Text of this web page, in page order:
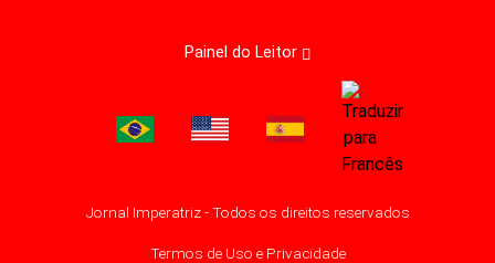
Painel do Leitor
Jornal Imperatriz - Todos os direitos reservados
Termos de Uso e Privacidade